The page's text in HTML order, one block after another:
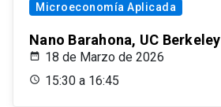
Microeconomía Aplicada
Nano Barahona, UC Berkeley
18 de Marzo de 2026
15:30 a 16:45